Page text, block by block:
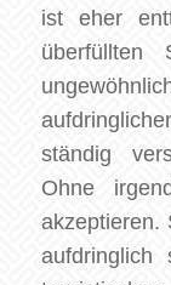
ist eher
ständig
Ohne
akzeptieren.